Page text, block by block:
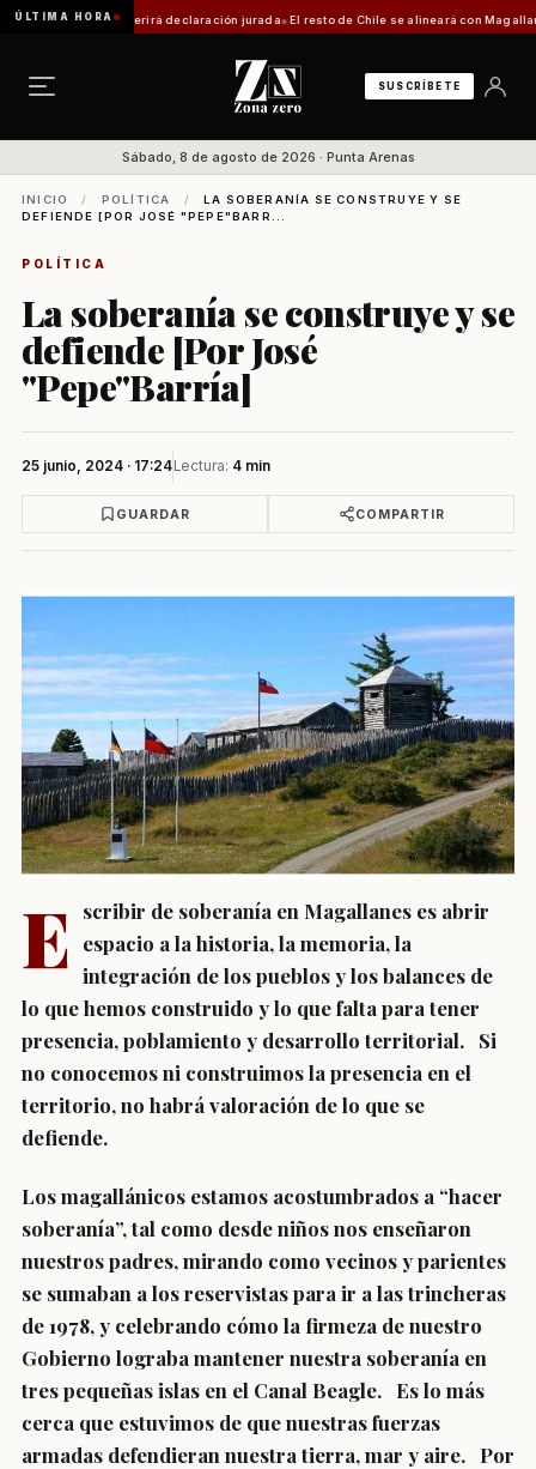
ÚLTIMA HORA
requerirá declaración jurada El resto de Chile se alineará con Magallanes:
SUSCRÍBETE
Sábado, 8 de agosto de 2026 · Punta Arenas
INICIO / POLÍTICA /
LA SOBERANÍA SE CONSTRUYE Y SE
DEFIENDE [POR JOSÉ "PEPE"BARR...
POLÍTICA
La soberanía se construye y se
defiende [Por José
"Pepe"Barría]
25 junio, 2024 · 17:24Lectura: 4 min
GUARDAR COMPARTIR
E scribir de soberanía en Magallanes es abrir
espacio a la historia, la memoria, la
integración de los pueblos y los balances de
lo que hemos construido y lo que falta para tener
presencia, poblamiento y desarrollo territorial. Si
no conocemos ni construimos la presencia en el
territorio, no habrá valoración de lo que se
defiende.
Los magallánicos estamos acostumbrados a “hacer
soberanía”, tal como desde niños nos enseñaron
nuestros padres, mirando como vecinos y parientes
se sumaban a los reservistas para ir a las trincheras
de 1978, y celebrando cómo la firmeza de nuestro
Gobierno lograba mantener nuestra soberanía en
tres pequeñas islas en el Canal Beagle. Es lo más
cerca que estuvimos de que nuestras fuerzas
armadas defendieran nuestra tierra, mar y aire. Por